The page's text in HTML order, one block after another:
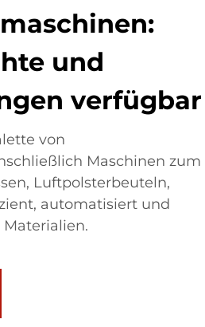
und
verfügbar
von
Maschinen zum
Luftpolsterbeuteln,
automatisiert und